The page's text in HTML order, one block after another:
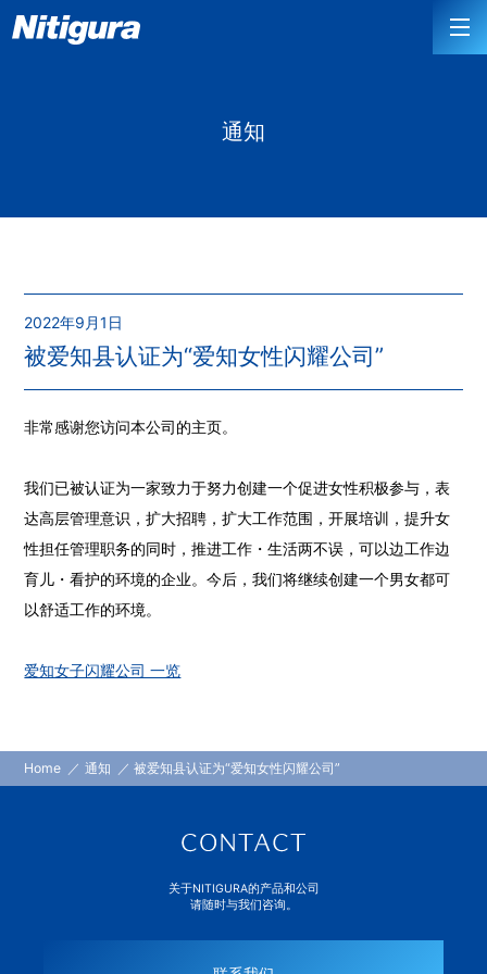
通知
2022年9月1日
被爱知县认证为“爱知女性闪耀公司”
非常感谢您访问本公司的主页。
我们已被认证为一家致力于努力创建一个促进女性积极参与，表
达高层管理意识，扩大招聘，扩大工作范围，开展培训，提升女
性担任管理职务的同时，推进工作・生活两不误，可以边工作边
育儿・看护的环境的企业。今后，我们将继续创建一个男女都可
以舒适工作的环境。
爱知女子闪耀公司 一览
Home 通知 被爱知县认证为“爱知女性闪耀公司”
关于NITIGURA的产品和公司
请随时与我们咨询。